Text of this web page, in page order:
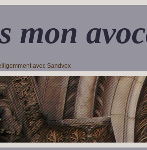
mon
avec Sandvox